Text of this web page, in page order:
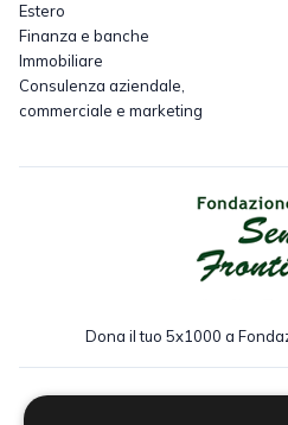
Estero
Finanza e banche
Immobiliare
Consulenza aziendale,
commerciale e marketing
Dona il tuo 5x1000 a